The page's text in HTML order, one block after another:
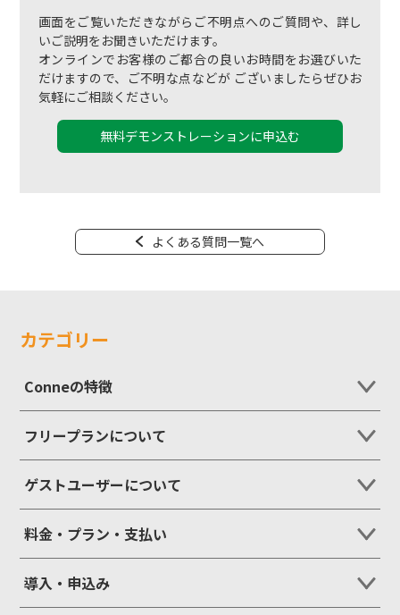
画面をご覧いただきながらご不明点へのご質問や、詳し
いご説明をお聞きいただけます。
オンラインでお客様のご都合の良いお時間をお選びいた
だけますので、ご不明な点などが ございましたらぜひお
気軽にご相談ください。
無料デモンストレーションに申込む
よくある質問一覧へ
カテゴリー
Conneの特徴
フリープランについて
ゲストユーザーについて
料金・プラン・支払い
導入・申込み